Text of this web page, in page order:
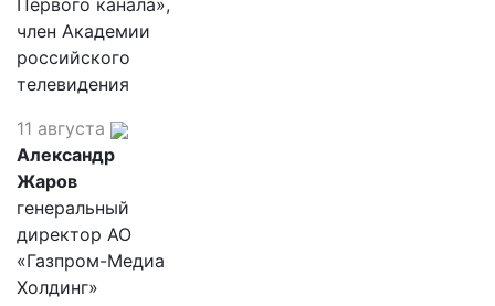
Первого канала»,
член Академии
российского
телевидения
11 августа
Александр
Жаров
генеральный
директор АО
«Газпром-Медиа
Холдинг»